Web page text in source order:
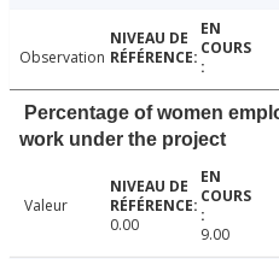
Observation
Percentage of women
work under the project
Valeur
0.00
9.00